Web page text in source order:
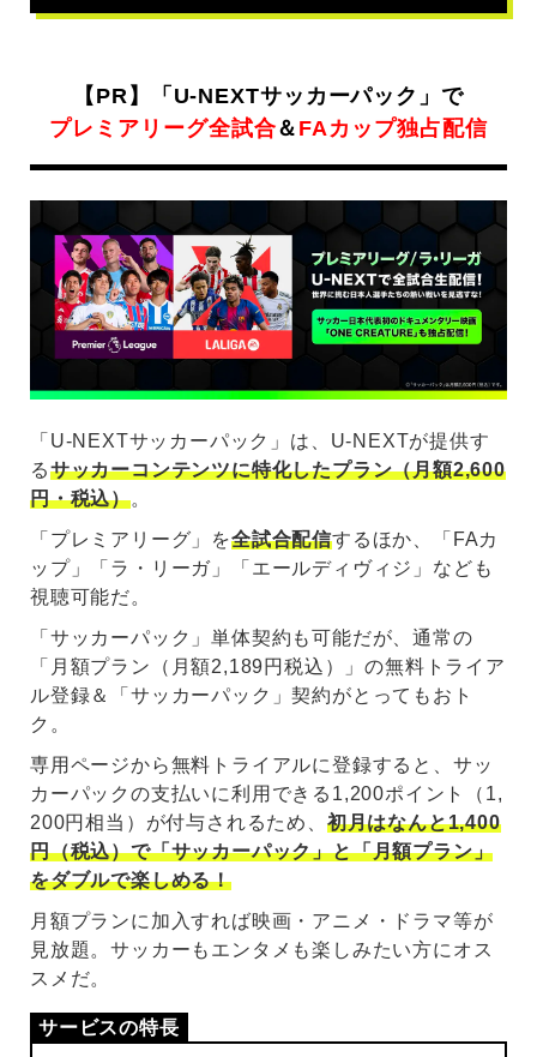
【PR】「U-NEXTサッカーパック」で
プレミアリーグ全試合＆ FAカップ独占配信
「U-NEXTサッカーパック」は、U-NEXTが提供す
るサッカーコンテンツに特化したプラン（月額2,600
円・税込）。
「プレミアリーグ」を全試合配信するほか、「FAカ
ップ」「ラ・リーガ」「エールディヴィジ」なども
視聴可能だ。
「サッカーパック」単体契約も可能だが、通常の
「月額プラン（月額2,189円税込）」の無料トライア
ル登録＆「サッカーパック」契約がとってもおト
ク。
専用ページから無料トライアルに登録すると、サッ
カーパックの支払いに利用できる1,200ポイント（1,
200円相当）が付与されるため、 初月はなんと1,400
円（税込）で「サッカーパック」と「月額プラン」
をダブルで楽しめる！
月額プランに加入すれば映画・アニメ・ドラマ等が
見放題。サッカーもエンタメも楽しみたい方にオス
スメだ。